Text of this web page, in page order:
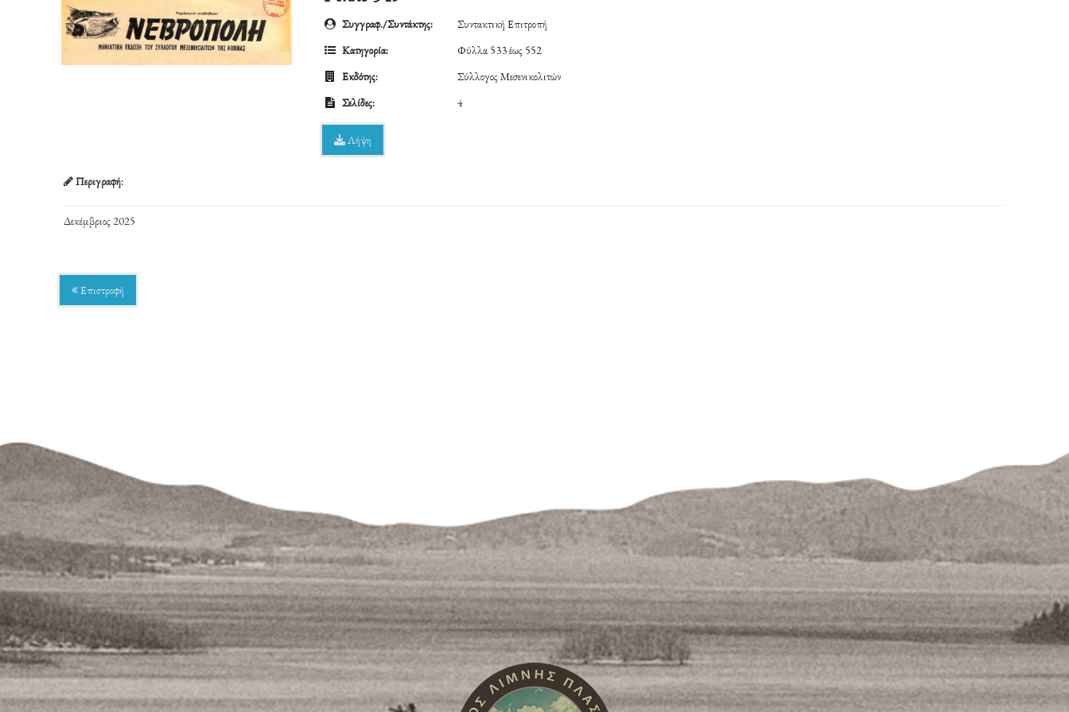
Συγγραφ./Συντάκτης:
Συντακτική Επιτροπή
Κατηγορία:
Φύλλα 533 έως 552
Εκδότης:
Σύλλογος Μεσενικολιτών
Σελίδες:
4
Λήψη
Περιγραφή:
Δεκέμβριος 2025
Επιστροφή